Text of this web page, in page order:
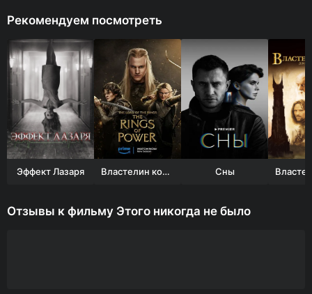
Рекомендуем посмотреть
Эффект Лазаря Властелин колец: Кольца власти Сны
Отзывы к фильму Этого никогда не было